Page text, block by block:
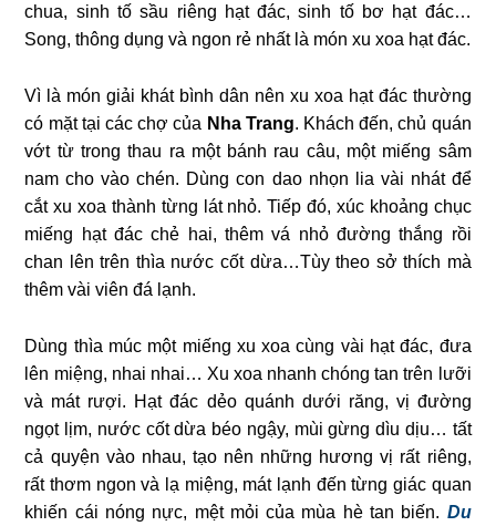
chua, sinh tố sầu riêng hạt đác, sinh tố bơ hạt đác…
Song, thông dụng và ngon rẻ nhất là món xu xoa hạt đác.
Vì là món giải khát bình dân nên xu xoa hạt đác thường
có mặt tại các chợ của Nha Trang. Khách đến, chủ quán
vớt từ trong thau ra một bánh rau câu, một miếng sâm
nam cho vào chén. Dùng con dao nhọn lia vài nhát để
cắt xu xoa thành từng lát nhỏ. Tiếp đó, xúc khoảng chục
miếng hạt đác chẻ hai, thêm vá nhỏ đường thắng rồi
chan lên trên thìa nước cốt dừa…Tùy theo sở thích mà
thêm vài viên đá lạnh.
Dùng thìa múc một miếng xu xoa cùng vài hạt đác, đưa
lên miệng, nhai nhai… Xu xoa nhanh chóng tan trên lưỡi
và mát rượi. Hạt đác dẻo quánh dưới răng, vị đường
ngọt lịm, nước cốt dừa béo ngậy, mùi gừng dìu dịu… tất
cả quyện vào nhau, tạo nên những hương vị rất riêng,
rất thơm ngon và lạ miệng, mát lạnh đến từng giác quan
khiến cái nóng nực, mệt mỏi của mùa hè tan biến. Du